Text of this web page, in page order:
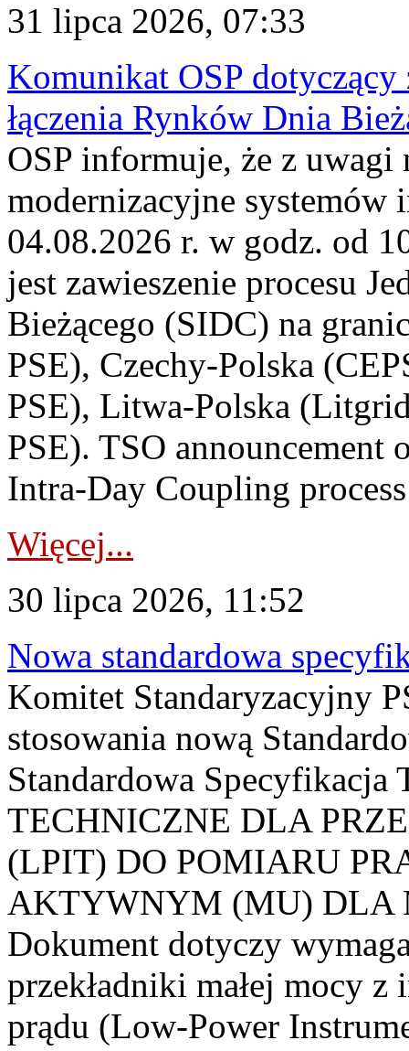
31 lipca 2026, 07:33
Komunikat OSP dotyczący
łączenia Rynków Dnia
OSP informuje, że z uwagi
modernizacyjne
04.08.2026 r. w godz. od
jest zawieszenie procesu
Bieżącego (SIDC) na
PSE), Czechy-Polska
PSE), Litwa-Polska
PSE). TSO announcement
Intra-Day Coupling
Więcej...
30 lipca 2026, 11:52
Nowa standardowa
Komitet Standaryzacyjny
stosowania nową
Standardowa
TECHNICZNE DLA
(LPIT) DO POMIARU
AKTYWNYM (MU) DLA
Dokument dotyczy
przekładniki małej mocy
prądu (Low-Power